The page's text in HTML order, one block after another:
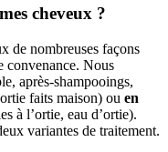
cheveux ?
de nombreuses façons
convenance. Nous
après-shampooings,
faits maison) ou en
à l’ortie, eau d’ortie).
variantes de traitement.